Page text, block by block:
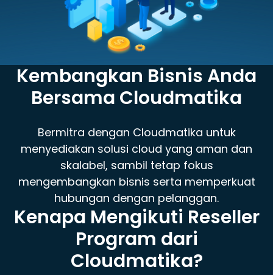
Kembangkan Bisnis Anda
Bersama Cloudmatika
Bermitra dengan Cloudmatika untuk
menyediakan solusi cloud yang aman dan
skalabel, sambil tetap fokus
mengembangkan bisnis serta memperkuat
hubungan dengan pelanggan.
Kenapa Mengikuti Reseller
Program dari
Cloudmatika?